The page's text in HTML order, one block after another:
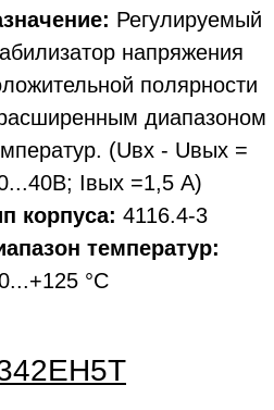
Регулируемый
напряжения
полярности
диапазоном
(Uвх - Uвых =
Iвых =1,5 А)
корпуса: 4116.4-3
температур:
°С